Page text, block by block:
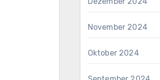
November 2024
Oktober 2024